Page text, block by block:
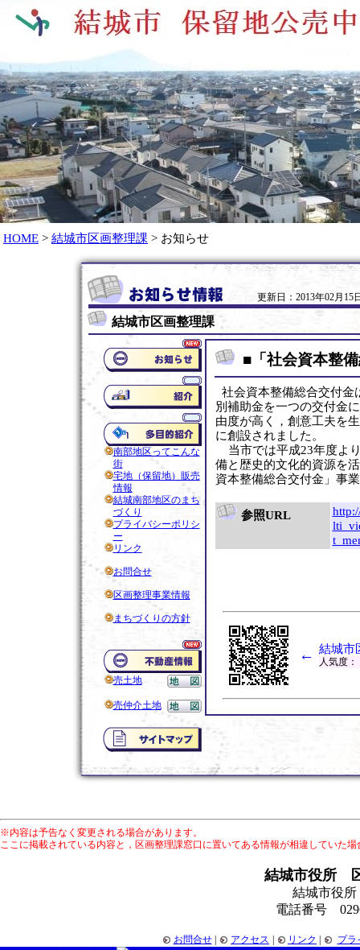
HOME > 結城市区画整理課 > お知らせ
更新日：2013年02月15
結城市区画整理課
南部地区ってこんな
街
宅地（保留地）販売
情報
結城南部地区のまち
づくり
プライバシーポリシ
ー
リンク
お問合せ
区画整理事業情報
まちづくりの方針
売土地
売仲介土地
■「社会資本整
社会資本整備総合交付金
別補助金を一つの交付金
由度が高く，創意工夫を
に創設されました。
当市では平成23年度よ
備と歴史的文化的資源を
資本整備総合交付金」事
参照URL
← 結城市
人気度：
※内容は予告なく変更される場合があります。
ここに掲載されている内容と，区画整理課窓口に置いてある情報が相違していた
結城市役所
結城市役
電話番号
お問合せ アクセス リンク
プラ